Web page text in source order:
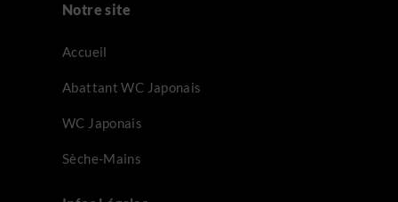
Notre site
Accueil
Abattant WC Japonais
WC Japonais
Sèche-Mains